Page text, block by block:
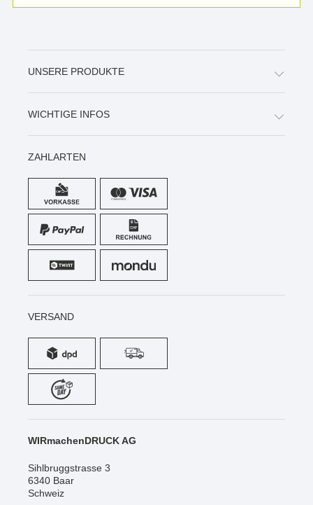
UNSERE PRODUKTE
WICHTIGE INFOS
ZAHLARTEN
VERSAND
WIRmachenDRUCK AG
Sihlbruggstrasse 3
6340 Baar
Schweiz